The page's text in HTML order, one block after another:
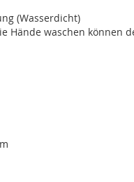
(Wasserdicht)
Hände waschen